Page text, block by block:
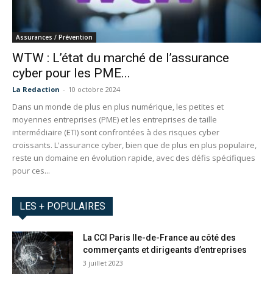
Assurances / Prévention
WTW : L’état du marché de l’assurance
cyber pour les PME...
La Redaction - 10 octobre 2024
Dans un monde de plus en plus numérique, les petites et
moyennes entreprises (PME) et les entreprises de taille
intermédiaire (ETI) sont confrontées à des risques cyber
croissants. L'assurance cyber, bien que de plus en plus populaire,
reste un domaine en évolution rapide, avec des défis spécifiques
pour ces...
LES + POPULAIRES
La CCI Paris Ile-de-France au côté des
commerçants et dirigeants d’entreprises
3 juillet 2023